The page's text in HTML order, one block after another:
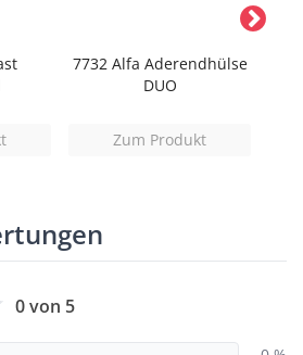
7732 Alfa Aderendhülse
DUO
Zum Produkt
0 von 5